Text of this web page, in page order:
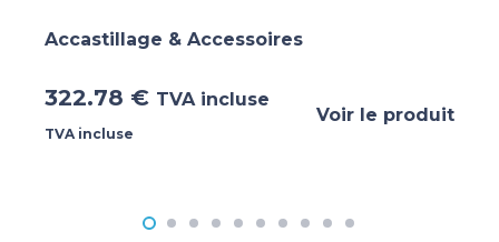
Accastillage & Accessoires
322.78 € TVA incluse
TVA incluse
Voir le produit